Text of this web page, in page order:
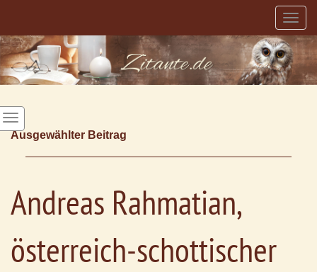
Ausgewählter Beitrag
Andreas Rahmatian,
österreich-schottischer